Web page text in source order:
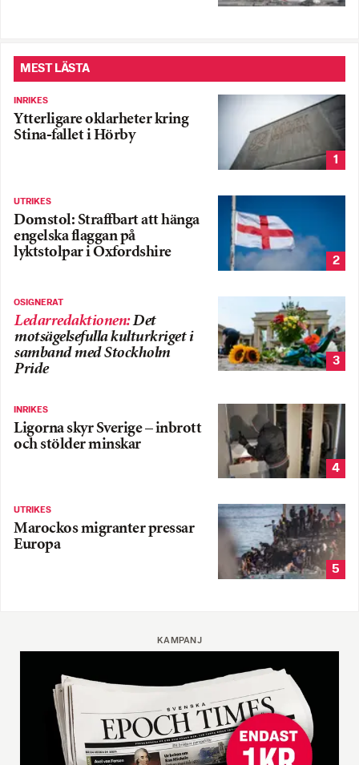
MEST LÄSTA
INRIKES
Ytterligare oklarheter kring
Stina-fallet i Hörby
1
UTRIKES
Domstol: Straffbart att hänga
engelska flaggan på
lyktstolpar i Oxfordshire
2
OSIGNERAT
Ledarredaktionen:Det
motsägelsefulla kulturkriget i
samband med Stockholm
Pride
3
INRIKES
Ligorna skyr Sverige – inbrott
och stölder minskar
4
UTRIKES
Marockos migranter pressar
Europa
5
KAMPANJ